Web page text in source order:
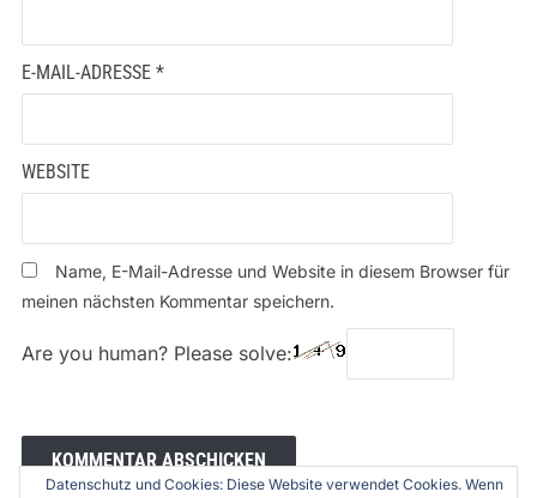
E-MAIL-ADRESSE *
WEBSITE
Name, E-Mail-Adresse und Website in diesem Browser für
meinen nächsten Kommentar speichern.
Are you human? Please solve:
Datenschutz und Cookies: Diese Website verwendet Cookies. Wenn